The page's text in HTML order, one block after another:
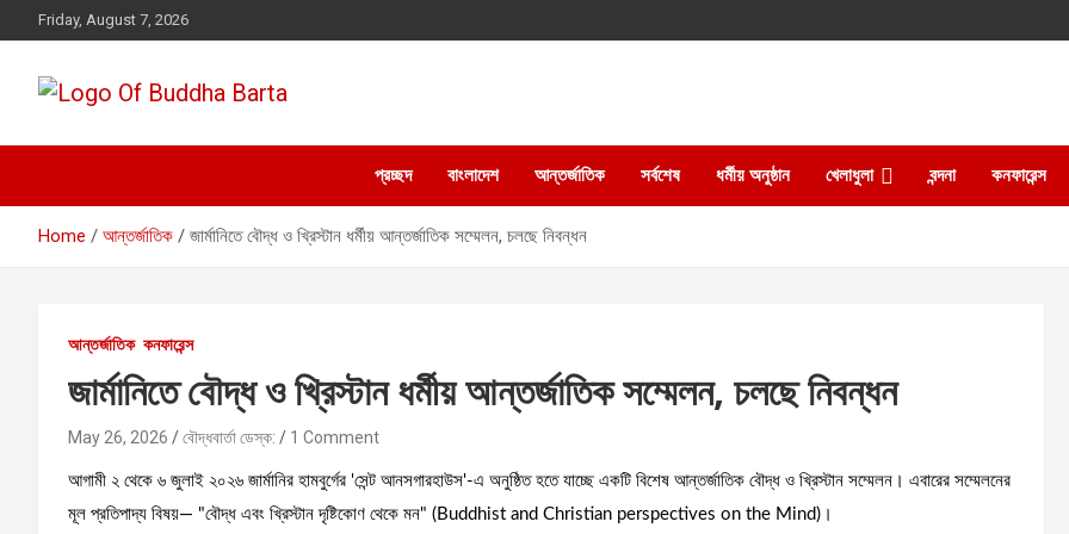
to
Friday, August 7, 2026
Buddha Barta
প্রচ্ছদ বাংলাদেশ আন্তর্জাতিক সর্বশেষ ধর্মীয় অনুষ্ঠান খেলাধুলা বন্দনা কনফারেন্স
Home আন্তর্জাতিক জার্মানিতে বৌদ্ধ ও খ্রিস্টান ধর্মীয় আন্তর্জাতিক সম্মেলন, চলছে নিবন্ধন
আন্তর্জাতিক কনফারেন্স
জার্মানিতে বৌদ্ধ ও খ্রিস্টান ধর্মীয় আন্তর্জাতিক সম্মেলন, চলছে নিবন্ধন
May 26, 2026 বৌদ্ধবার্তা ডেস্ক: 1 Comment
আগামী ২ থেকে ৬ জুলাই ২০২৬ জার্মানির হামবুর্গের 'সেন্ট আনসগারহাউস'-এ অনুষ্ঠিত হতে যাচ্ছে একটি বিশেষ আন্তর্জাতিক বৌদ্ধ ও খ্রিস্টান সম্মেলন। এবারের সম্মেলনের
মূল প্রতিপাদ্য বিষয়— "বৌদ্ধ এবং খ্রিস্টান দৃষ্টিকোণ থেকে মন" (Buddhist and Christian perspectives on the Mind)।